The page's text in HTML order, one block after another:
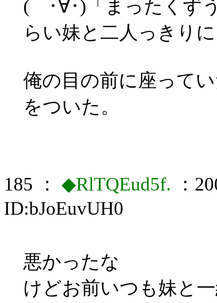
( ･∀･)「まったくず
らい妹と二人っきり
俺の目の前に座って
をついた。
185 ： ◆RlTQEud5f.
：
ID:bJoEuvUH0
悪かったな
けどお前いつも妹と